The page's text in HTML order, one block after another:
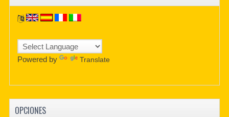
Powered by Translate
OPCIONES